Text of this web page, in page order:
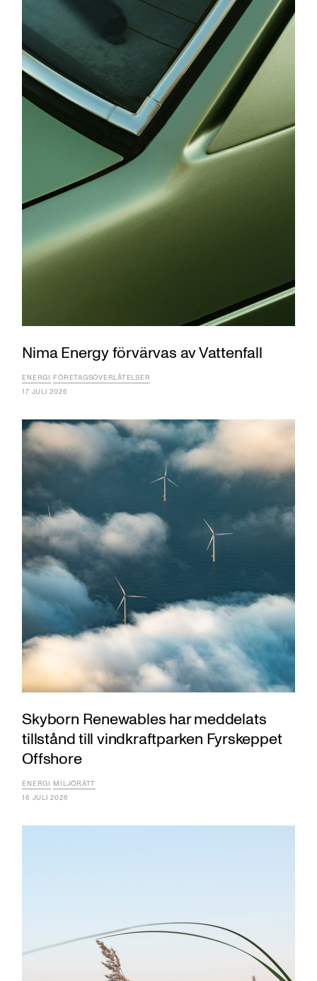
Nima Energy förvärvas av Vattenfall
ENERGI FÖRETAGSÖVERLÅTELSER
17 JULI 2026
Skyborn Renewables har meddelats
tillstånd till vindkraftparken Fyrskeppet
Offshore
ENERGI MILJÖRÄTT
16 JULI 2026